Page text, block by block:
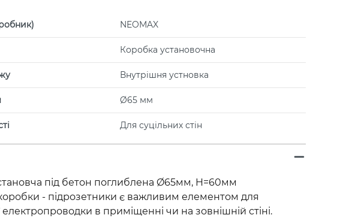
NEOMAX
Коробка установочна
Внутрішня устновка
Ø65 мм
Для суцільних стін
під бетон поглиблена Ø65мм, H=60мм
- підрозетники є важливим елементом для
електропроводки в приміщенні чи на зовнішній стіні.